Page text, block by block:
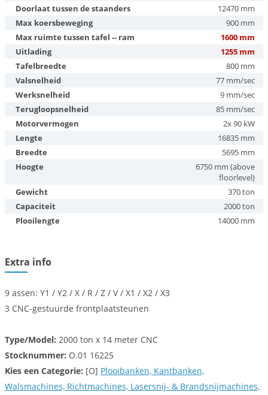
Doorlaat tussen de staanders
12470 mm
Max koersbeweging
900 mm
Max ruimte tussen tafel -- ram
1600 mm
Uitlading
1255 mm
Tafelbreedte
800 mm
Valsnelheid
77 mm/sec
Werksnelheid
9 mm/sec
Terugloopsnelheid
85 mm/sec
Motorvermogen
2x 90 kW
Lengte
16835 mm
Breedte
5695 mm
Hoogte
6750 mm (above
floorlevel)
Gewicht
370 ton
Capaciteit
2000 ton
Plooilengte
14000 mm
Extra info
9 assen: Y1 / Y2 / X / R / Z / V / X1 / X2 / X3
3 CNC-gestuurde frontplaatsteunen
Type/Model: 2000 ton x 14 meter CNC
Stocknummer: O.01 16225
Kies een Categorie: [O] Plooibanken, Kantbanken,
Walsmachines, Richtmachines, Lasersnij- & Brandsnijmachines,